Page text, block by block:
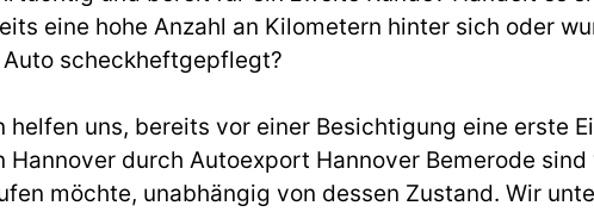
eine hohe Anzahl an Kilometern hinter sich oder
scheckheftgepflegt?
helfen uns, bereits vor einer Besichtigung eine erste
Hannover durch Autoexport Hannover Bemerode
möchte, unabhängig von dessen Zustand. Wir